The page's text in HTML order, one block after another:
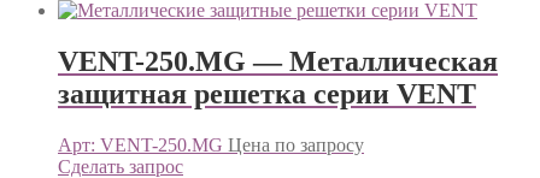
VENT-250.MG — Металлическая
защитная решетка серии VENT
Арт: VENT-250.MG Цена по запросу
Сделать запрос